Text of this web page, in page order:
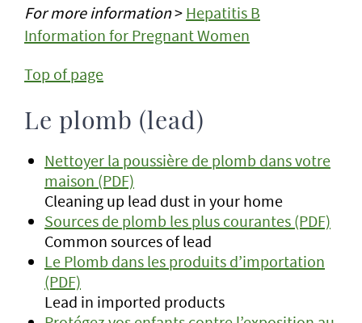
For more information> Hepatitis B
Information for Pregnant Women
Top of page
Le plomb (lead)
Nettoyer la poussière de plomb dans votre
maison (PDF)
Cleaning up lead dust in your home
Sources de plomb les plus courantes (PDF)
Common sources of lead
Le Plomb dans les produits d’importation
(PDF)
Lead in imported products